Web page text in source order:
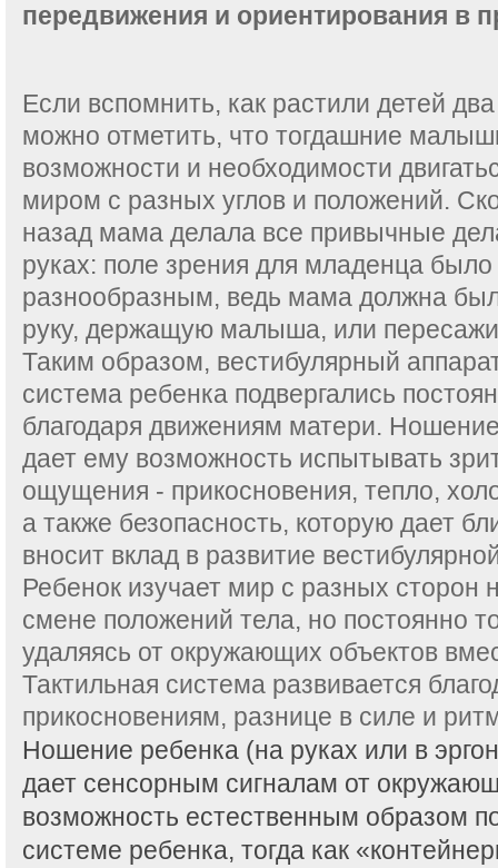
передвижения и ориентирования в
Если вспомнить, как растили детей
можно отметить, что тогдашние
возможности и необходимости
миром с разных углов и положений.
назад мама делала все привычные
руках: поле зрения для младенца
разнообразным, ведь мама должна
руку, держащую малыша, или
Таким образом, вестибулярный
система ребенка подвергались
благодаря движениям матери.
дает ему возможность испытывать
ощущения - прикосновения, тепло,
а также безопасность, которую дает
вносит вклад в развитие
Ребенок изучает мир с разных сторон
смене положений тела, но постоянно
удаляясь от окружающих объектов
Тактильная система развивается
прикосновениям, разнице в силе и
Ношение ребенка (на руках или в
дает сенсорным сигналам от
возможность естественным образом
системе ребенка, тогда как